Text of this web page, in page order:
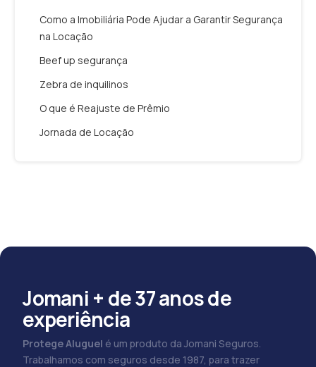
Como a Imobiliária Pode Ajudar a Garantir Segurança
na Locação
Beef up segurança
Zebra de inquilinos
O que é Reajuste de Prêmio
Jornada de Locação
Jomani + de 37 anos de
experiência
Protege Aluguel é um produto da Jomani Seguros.
Trabalhamos com seguros desde 1987, para trazer